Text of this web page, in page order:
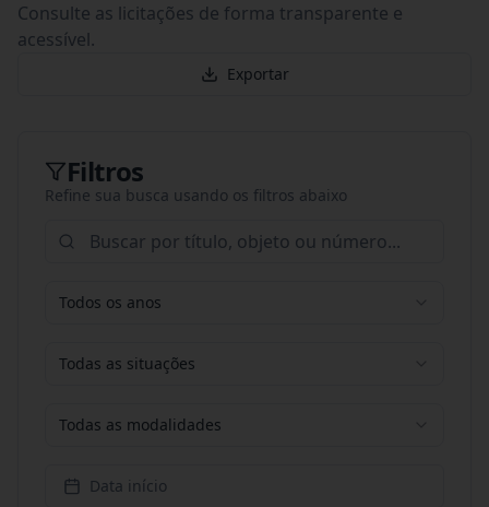
Consulte as licitações de forma transparente e
acessível.
Exportar
Filtros
Refine sua busca usando os filtros abaixo
Todos os anos
Todas as situações
Todas as modalidades
Data início